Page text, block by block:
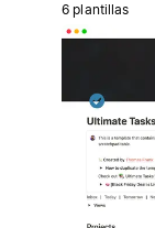
6 plantillas